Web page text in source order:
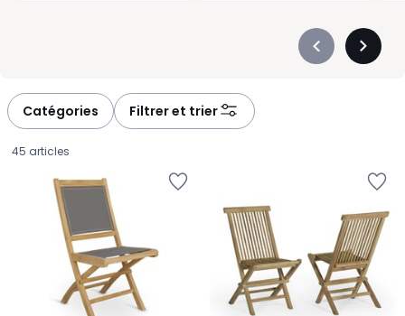
Précédent
Catégories Filtrer et trier
45 articles